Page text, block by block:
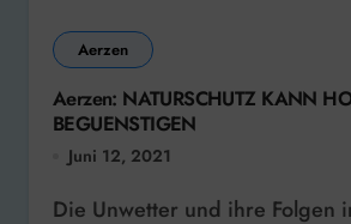
Aerzen
Aerzen: NATURSCHUTZ KANN
BEGUENSTIGEN
Juni 12, 2021
Die Unwetter und ihre Folgen in Aerzen sind